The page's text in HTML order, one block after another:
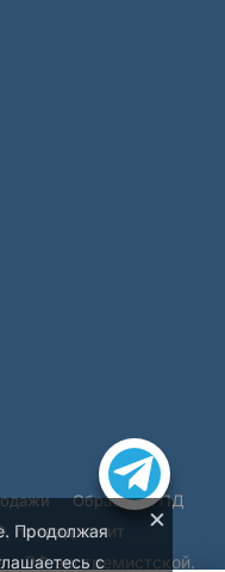
Обработка ПД
принадлежит
в РФ экстремистской.
Продолжая
с
×